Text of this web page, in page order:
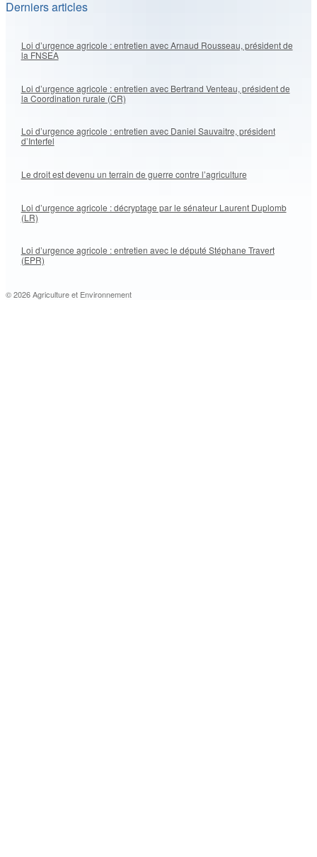
Derniers articles
Loi d’urgence agricole : entretien avec Arnaud Rousseau, président de
la FNSEA
Loi d’urgence agricole : entretien avec Bertrand Venteau, président de
la Coordination rurale (CR)
Loi d’urgence agricole : entretien avec Daniel Sauvaitre, président
d’Interfel
Le droit est devenu un terrain de guerre contre l’agriculture
Loi d’urgence agricole : décryptage par le sénateur Laurent Duplomb
(LR)
Loi d’urgence agricole : entretien avec le député Stéphane Travert
(EPR)
© 2026 Agriculture et Environnement